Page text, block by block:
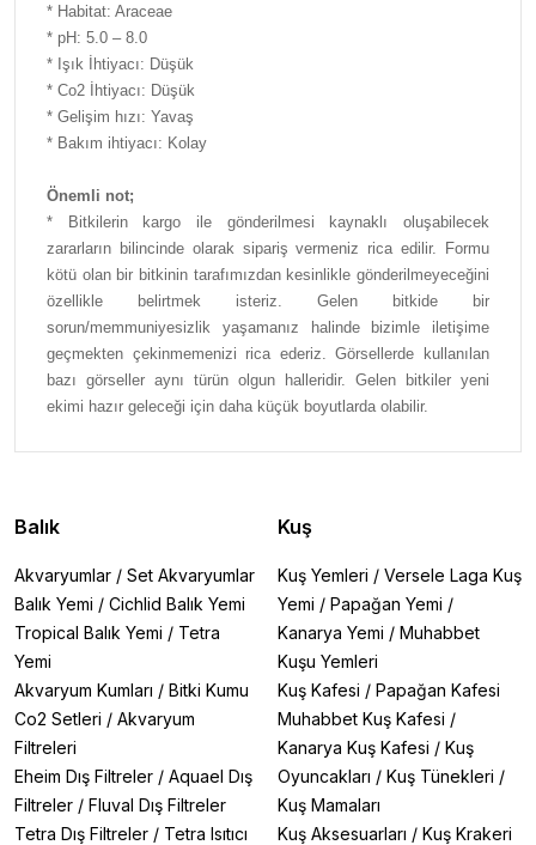
* Habitat: Araceae
* pH: 5.0 – 8.0
* Işık İhtiyacı: Düşük
* Co2 İhtiyacı: Düşük
* Gelişim hızı: Yavaş
* Bakım ihtiyacı: Kolay
Önemli not;
* Bitkilerin kargo ile gönderilmesi kaynaklı oluşabilecek
zararların bilincinde olarak sipariş vermeniz rica edilir. Formu
kötü olan bir bitkinin tarafımızdan kesinlikle gönderilmeyeceğini
özellikle belirtmek isteriz. Gelen bitkide bir
sorun/memmuniyesizlik yaşamanız halinde bizimle iletişime
geçmekten çekinmemenizi rica ederiz. Görsellerde kullanılan
bazı görseller aynı türün olgun halleridir. Gelen bitkiler yeni
ekimi hazır geleceği için daha küçük boyutlarda olabilir.
Balık
Akvaryumlar / Set Akvaryumlar
Balık Yemi / Cichlid Balık Yemi
Tropical Balık Yemi / Tetra
Yemi
Akvaryum Kumları / Bitki Kumu
Co2 Setleri / Akvaryum
Filtreleri
Eheim Dış Filtreler / Aquael Dış
Filtreler / Fluval Dış Filtreler
Tetra Dış Filtreler / Tetra Isıtıcı
Kuş
Kuş Yemleri / Versele Laga Kuş
Yemi / Papağan Yemi /
Kanarya Yemi / Muhabbet
Kuşu Yemleri
Kuş Kafesi / Papağan Kafesi
Muhabbet Kuş Kafesi /
Kanarya Kuş Kafesi / Kuş
Oyuncakları / Kuş Tünekleri /
Kuş Mamaları
Kuş Aksesuarları / Kuş Krakeri